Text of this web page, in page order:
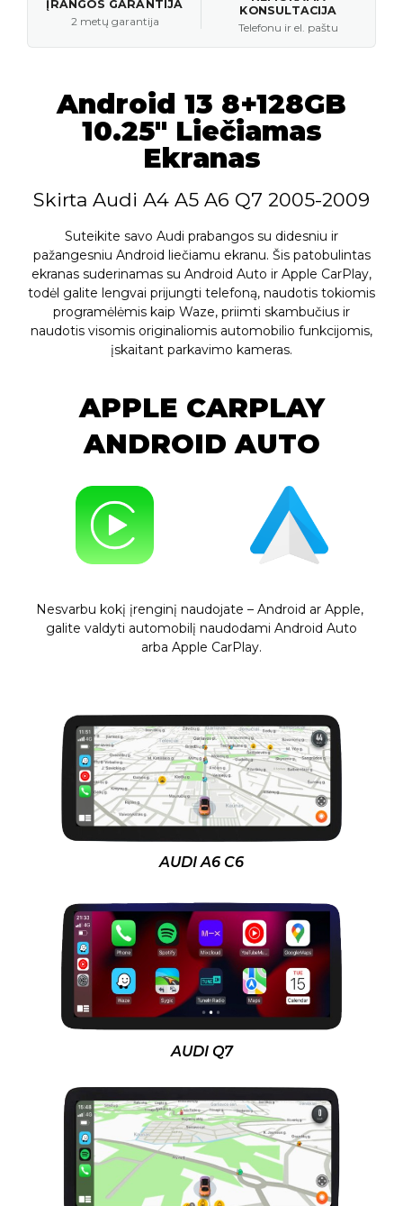
ĮRANGOS GARANTIJA
2 metų garantija
KONSULTACIJA
Telefonu ir el. paštu
Android 13 8+128GB
10.25" Liečiamas
Ekranas
Skirta Audi A4 A5 A6 Q7 2005-2009
Suteikite savo Audi prabangos su didesniu ir
pažangesniu Android liečiamu ekranu. Šis patobulintas
ekranas suderinamas su Android Auto ir Apple CarPlay,
todėl galite lengvai prijungti telefoną, naudotis tokiomis
programėlėmis kaip Waze, priimti skambučius ir
naudotis visomis originaliomis automobilio funkcijomis,
įskaitant parkavimo kameras.
APPLE CARPLAY
ANDROID AUTO
Nesvarbu kokį įrenginį naudojate – Android ar Apple,
galite valdyti automobilį naudodami Android Auto
arba Apple CarPlay.
AUDI A6 C6
AUDI Q7